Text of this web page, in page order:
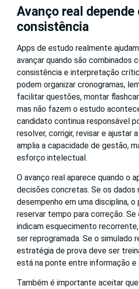
Avanço real depende
consistência
Apps de estudo realmente
avançar quando são combinados
consistência e interpretação
podem organizar cronogramas,
facilitar questões, montar
mas não fazem o estudo
candidato continua responsável
resolver, corrigir, revisar e ajustar
amplia a capacidade de gestão,
esforço intelectual.
O avanço real aparece quando o
decisões concretas. Se os dados
desempenho em uma disciplina, o
reservar tempo para correção. Se
indicam esquecimento
ser reprogramada. Se o simulado
estratégia de prova deve ser
está na ponte entre informação e
Também é importante aceitar